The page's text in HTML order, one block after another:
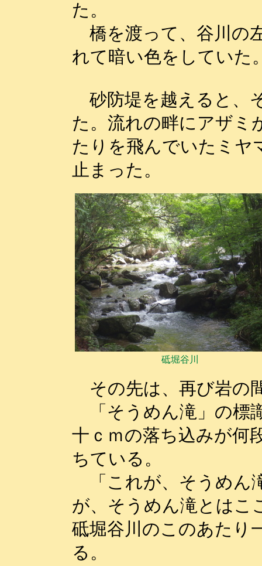
た。
橋を渡って、谷川の
れて暗い色をしていた
砂防堤を越えると、
た。流れの畔にアザミ
たりを飛んでいたミヤ
止まった。
砥堀谷川
その先は、再び岩の
「そうめん滝」の標
十ｃｍの落ち込みが何
ちている。
「これが、そうめん
が、そうめん滝とはこ
砥堀谷川のこのあたり
る。